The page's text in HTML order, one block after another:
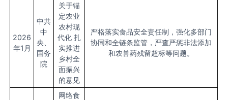
2026
年1月
中共
中
央、
国务
院
关于锚
定农业
农村现
代化 扎
实推进
乡村全
面振兴
的意见
严格落实食品安全责任制，强化多部门
协同和全链条监管，严查严惩非法添加
和农兽药残留超标等问题。
网络食